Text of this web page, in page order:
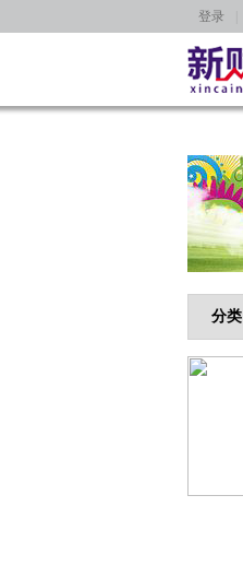
登录
分类